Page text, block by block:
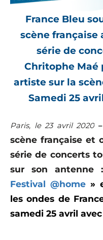
France Bleu
scène française
série de
Chritophe Maé
artiste sur la
Samedi 25
Paris, le 23 avril 2020 –
scène française et
série de concerts
sur son antenne
Festival @home »
les ondes de
samedi 25 avril